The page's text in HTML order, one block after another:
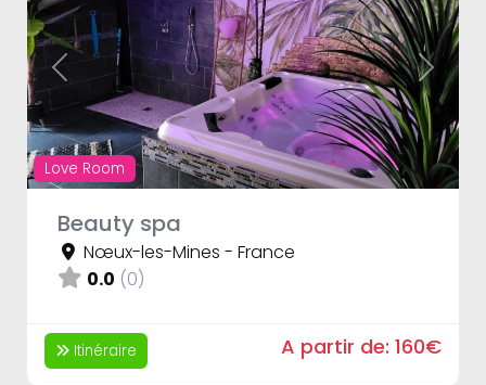
Love Room
Previous Next
Beauty spa
Nœux-les-Mines - France
0.0 (0)
Itinéraire A partir de: 160€